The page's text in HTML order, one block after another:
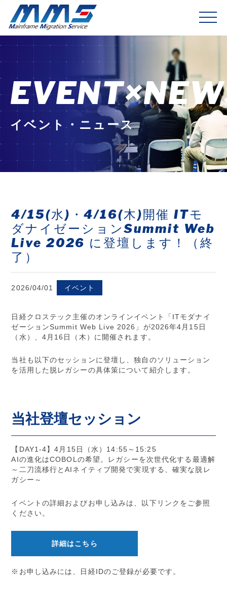
イベント・ニュース
4/15(水)・4/16(木)開催 ITモ
ダナイゼーションSummit Web
Live 2026 に登壇します！（終
了）
2026/04/01 イベント
日経クロステック主催のオンラインイベント「ITモダナイ
ゼーションSummit Web Live 2026」が2026年4月15日
（水）、4月16日（木）に開催されます。
当社も以下のセッションに登壇し、独自のソリューション
を活用した脱レガシーの具体策について紹介します。
当社登壇セッション
【DAY1-4】4月15日（水）14:55～15:25
AIの進化はCOBOLの希望。レガシーを次世代化する最適解
～二刀流移行とAIネイティブ開発で実現する、確実な脱レ
ガシー～
イベントの詳細およびお申し込みは、以下リンクをご参照
ください。
詳細はこちら
※お申し込みには、日経IDのご登録が必要です。